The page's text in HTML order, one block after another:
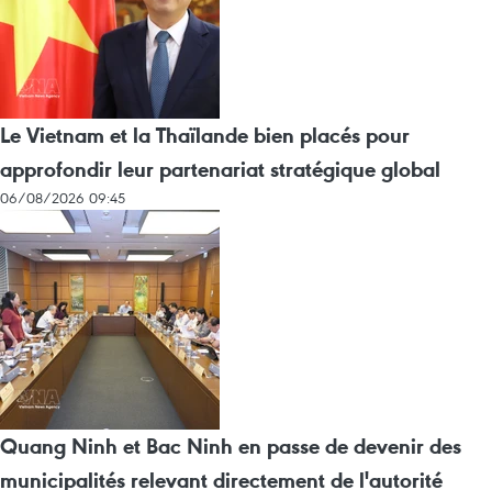
Le Vietnam et la Thaïlande bien placés pour
approfondir leur partenariat stratégique global
06/08/2026 09:45
Quang Ninh et Bac Ninh en passe de devenir des
municipalités relevant directement de l'autorité